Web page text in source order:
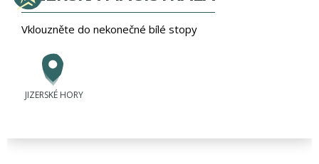
Vklouzněte do nekonečné bílé stopy
JIZERSKÉ HORY